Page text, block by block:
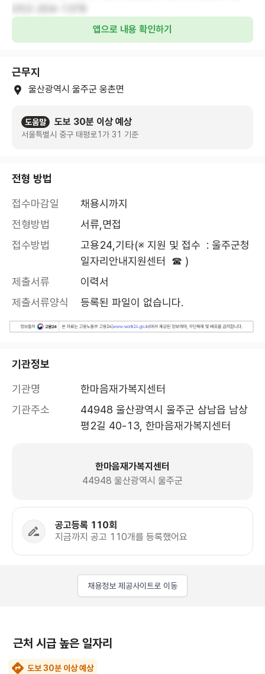
앱으로 내용 확인하기
근무지
울산광역시 울주군 웅촌면
도움말 도보 30분 이상 예상
서울특별시 중구 태평로1가 31 기준
전형 방법
접수마감일
채용시까지
전형방법
서류,면접
접수방법
고용24,기타(※ 지원 및 접수  : 울주군청
일자리안내지원센터  ☎ )
제출서류
이력서
제출서류양식
등록된 파일이 없습니다.
기관정보
기관명
한마음재가복지센터
기관주소
44948 울산광역시 울주군 삼남읍 남상
평2길 40-13, 한마음재가복지센터
한마음재가복지센터
44948 울산광역시 울주군
공고등록 110회
지금까지 공고 110개를 등록했어요
채용정보 제공사이트로 이동
근처 시급 높은 일자리
도보 30분 이상 예상